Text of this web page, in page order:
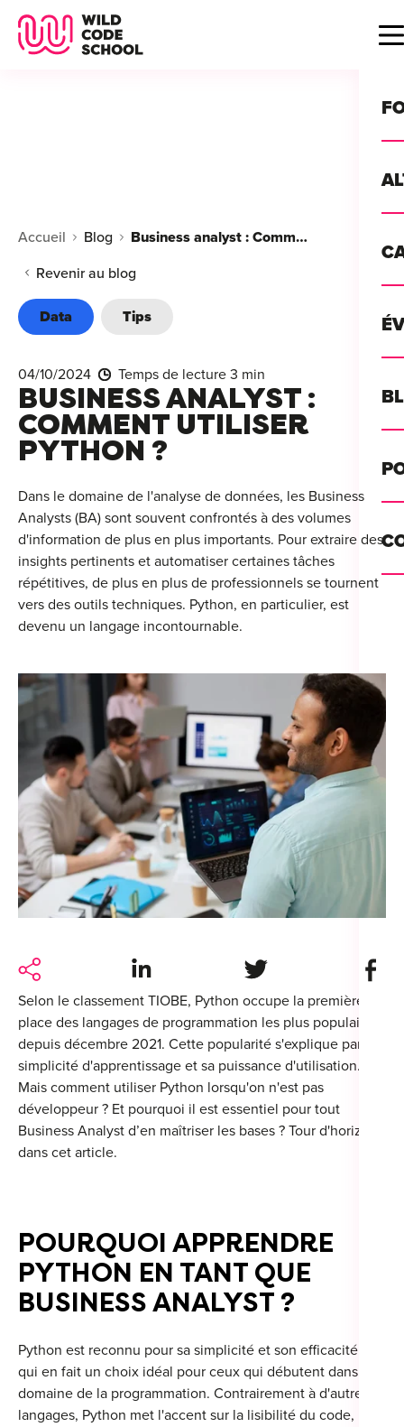
?
Accueil Blog
Business analyst : Comment utiliser Python ?
Revenir au blog
Data Tips
04/10/2024 Temps de lecture 3 min
BUSINESS ANALYST :
COMMENT UTILISER
PYTHON ?
Dans le domaine de l'analyse de données, les Business
Analysts (BA) sont souvent confrontés à des volumes
d'information de plus en plus importants. Pour extraire des
insights pertinents et automatiser certaines tâches
répétitives, de plus en plus de professionnels se tournent
vers des outils techniques. Python, en particulier, est
devenu un langage incontournable.
Share on LinkedIn Share on Twitter
Selon le classement TIOBE, Python occupe la première
place des langages de programmation les plus populaires
depuis décembre 2021. Cette popularité s'explique par sa
simplicité d'apprentissage et sa puissance d'utilisation.
Mais comment utiliser Python lorsqu'on n'est pas
développeur ? Et pourquoi il est essentiel pour tout
Business Analyst d’en maîtriser les bases ? Tour d'horizon
dans cet article.
POURQUOI APPRENDRE
PYTHON EN TANT QUE
BUSINESS ANALYST ?
Python est reconnu pour sa simplicité et son efficacité, ce
qui en fait un choix idéal pour ceux qui débutent dans le
domaine de la programmation. Contrairement à d'autres
langages, Python met l'accent sur la lisibilité du code,